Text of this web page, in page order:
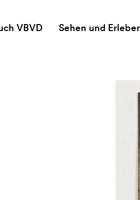
Dam
VBVD Sehen und